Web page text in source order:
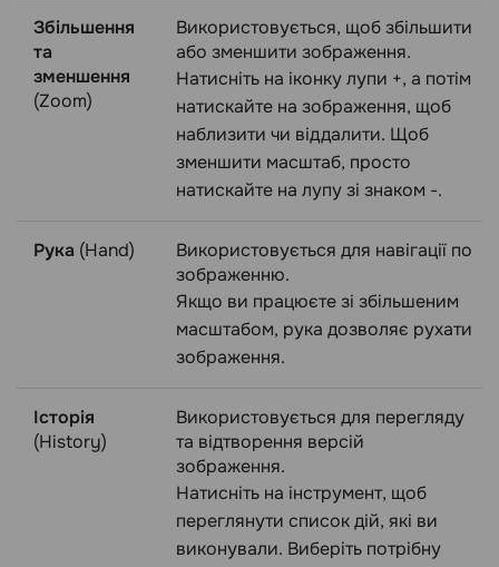
Збільшення
та
зменшення
(Zoom)
Використовується, щоб збільшити
або зменшити зображення.
Натисніть на іконку лупи +, а потім
натискайте на зображення, щоб
наблизити чи віддалити. Щоб
зменшити масштаб, просто
натискайте на лупу зі знаком -.
Рука (Hand)
Використовується для навігації по
зображенню.
Якщо ви працюєте зі збільшеним
масштабом, рука дозволяє рухати
зображення.
Історія
(History)
Використовується для перегляду
та відтворення версій
зображення.
Натисніть на інструмент, щоб
переглянути список дій, які ви
виконували. Виберіть потрібну